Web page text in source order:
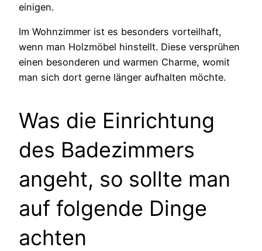
einigen.
Im Wohnzimmer ist es besonders vorteilhaft,
wenn man Holzmöbel hinstellt. Diese versprühen
einen besonderen und warmen Charme, womit
man sich dort gerne länger aufhalten möchte.
Was die Einrichtung
des Badezimmers
angeht, so sollte man
auf folgende Dinge
achten